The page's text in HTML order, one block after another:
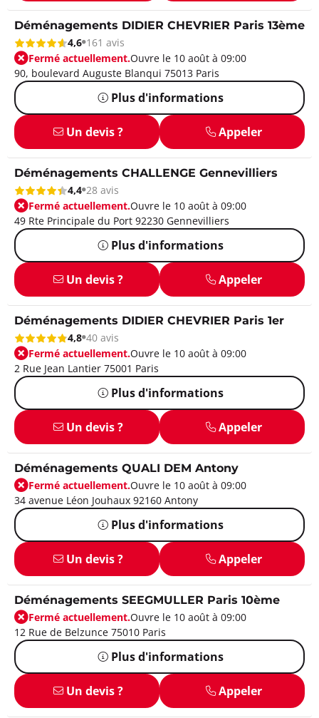
Déménagements DIDIER CHEVRIER Paris 13ème
4,6 161 avis
Fermé actuellement.Ouvre le 10 août à 09:00
90, boulevard Auguste Blanqui 75013 Paris
Plus d'informations
Un devis ? Appeler
Déménagements CHALLENGE Gennevilliers
4,4 28 avis
Fermé actuellement.Ouvre le 10 août à 09:00
49 Rte Principale du Port 92230 Gennevilliers
Plus d'informations
Un devis ? Appeler
Déménagements DIDIER CHEVRIER Paris 1er
4,8 40 avis
Fermé actuellement.Ouvre le 10 août à 09:00
2 Rue Jean Lantier 75001 Paris
Plus d'informations
Un devis ? Appeler
Déménagements QUALI DEM Antony
Fermé actuellement.Ouvre le 10 août à 09:00
34 avenue Léon Jouhaux 92160 Antony
Plus d'informations
Un devis ? Appeler
Déménagements SEEGMULLER Paris 10ème
Fermé actuellement.Ouvre le 10 août à 09:00
12 Rue de Belzunce 75010 Paris
Plus d'informations
Un devis ? Appeler